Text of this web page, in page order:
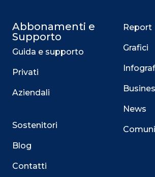
Abbonamenti e
Supporto
Guida e supporto
Privati
Aziendali
Sostenitori
Blog
Contatti
Report
Grafici
News